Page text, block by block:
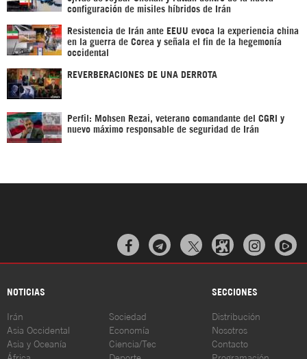
configuración de misiles híbridos de Irán
Resistencia de Irán ante EEUU evoca la experiencia china
en la guerra de Corea y señala el fin de la hegemonía
occidental
REVERBERACIONES DE UNA DERROTA
Perfil: Mohsen Rezai, veterano comandante del CGRI y
nuevo máximo responsable de seguridad de Irán
  
NOTICIAS SECCIONES
Irán
Asia Occidental
Asia y Oceanía
África
Sociedad
Economía
Ciencia/Tec
Deporte
Distribución
Nosotros
Contacto
Programación